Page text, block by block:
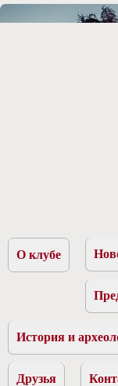
О клубе
История и
Друзья